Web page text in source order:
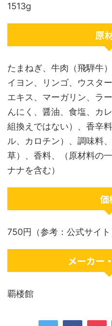
1513g
原
たまねぎ、牛肉（飛騨牛
イヨン、リンゴ、ウスタ
エキス、マーガリン、ラ
んにく、醤油、食塩、カ
組換えではない）、香辛
ル、カロチン）、調味料
草）、香料、（原材料の
ナナを含む）
価
750円（参考：公式サイト
メーカー
覇楼館